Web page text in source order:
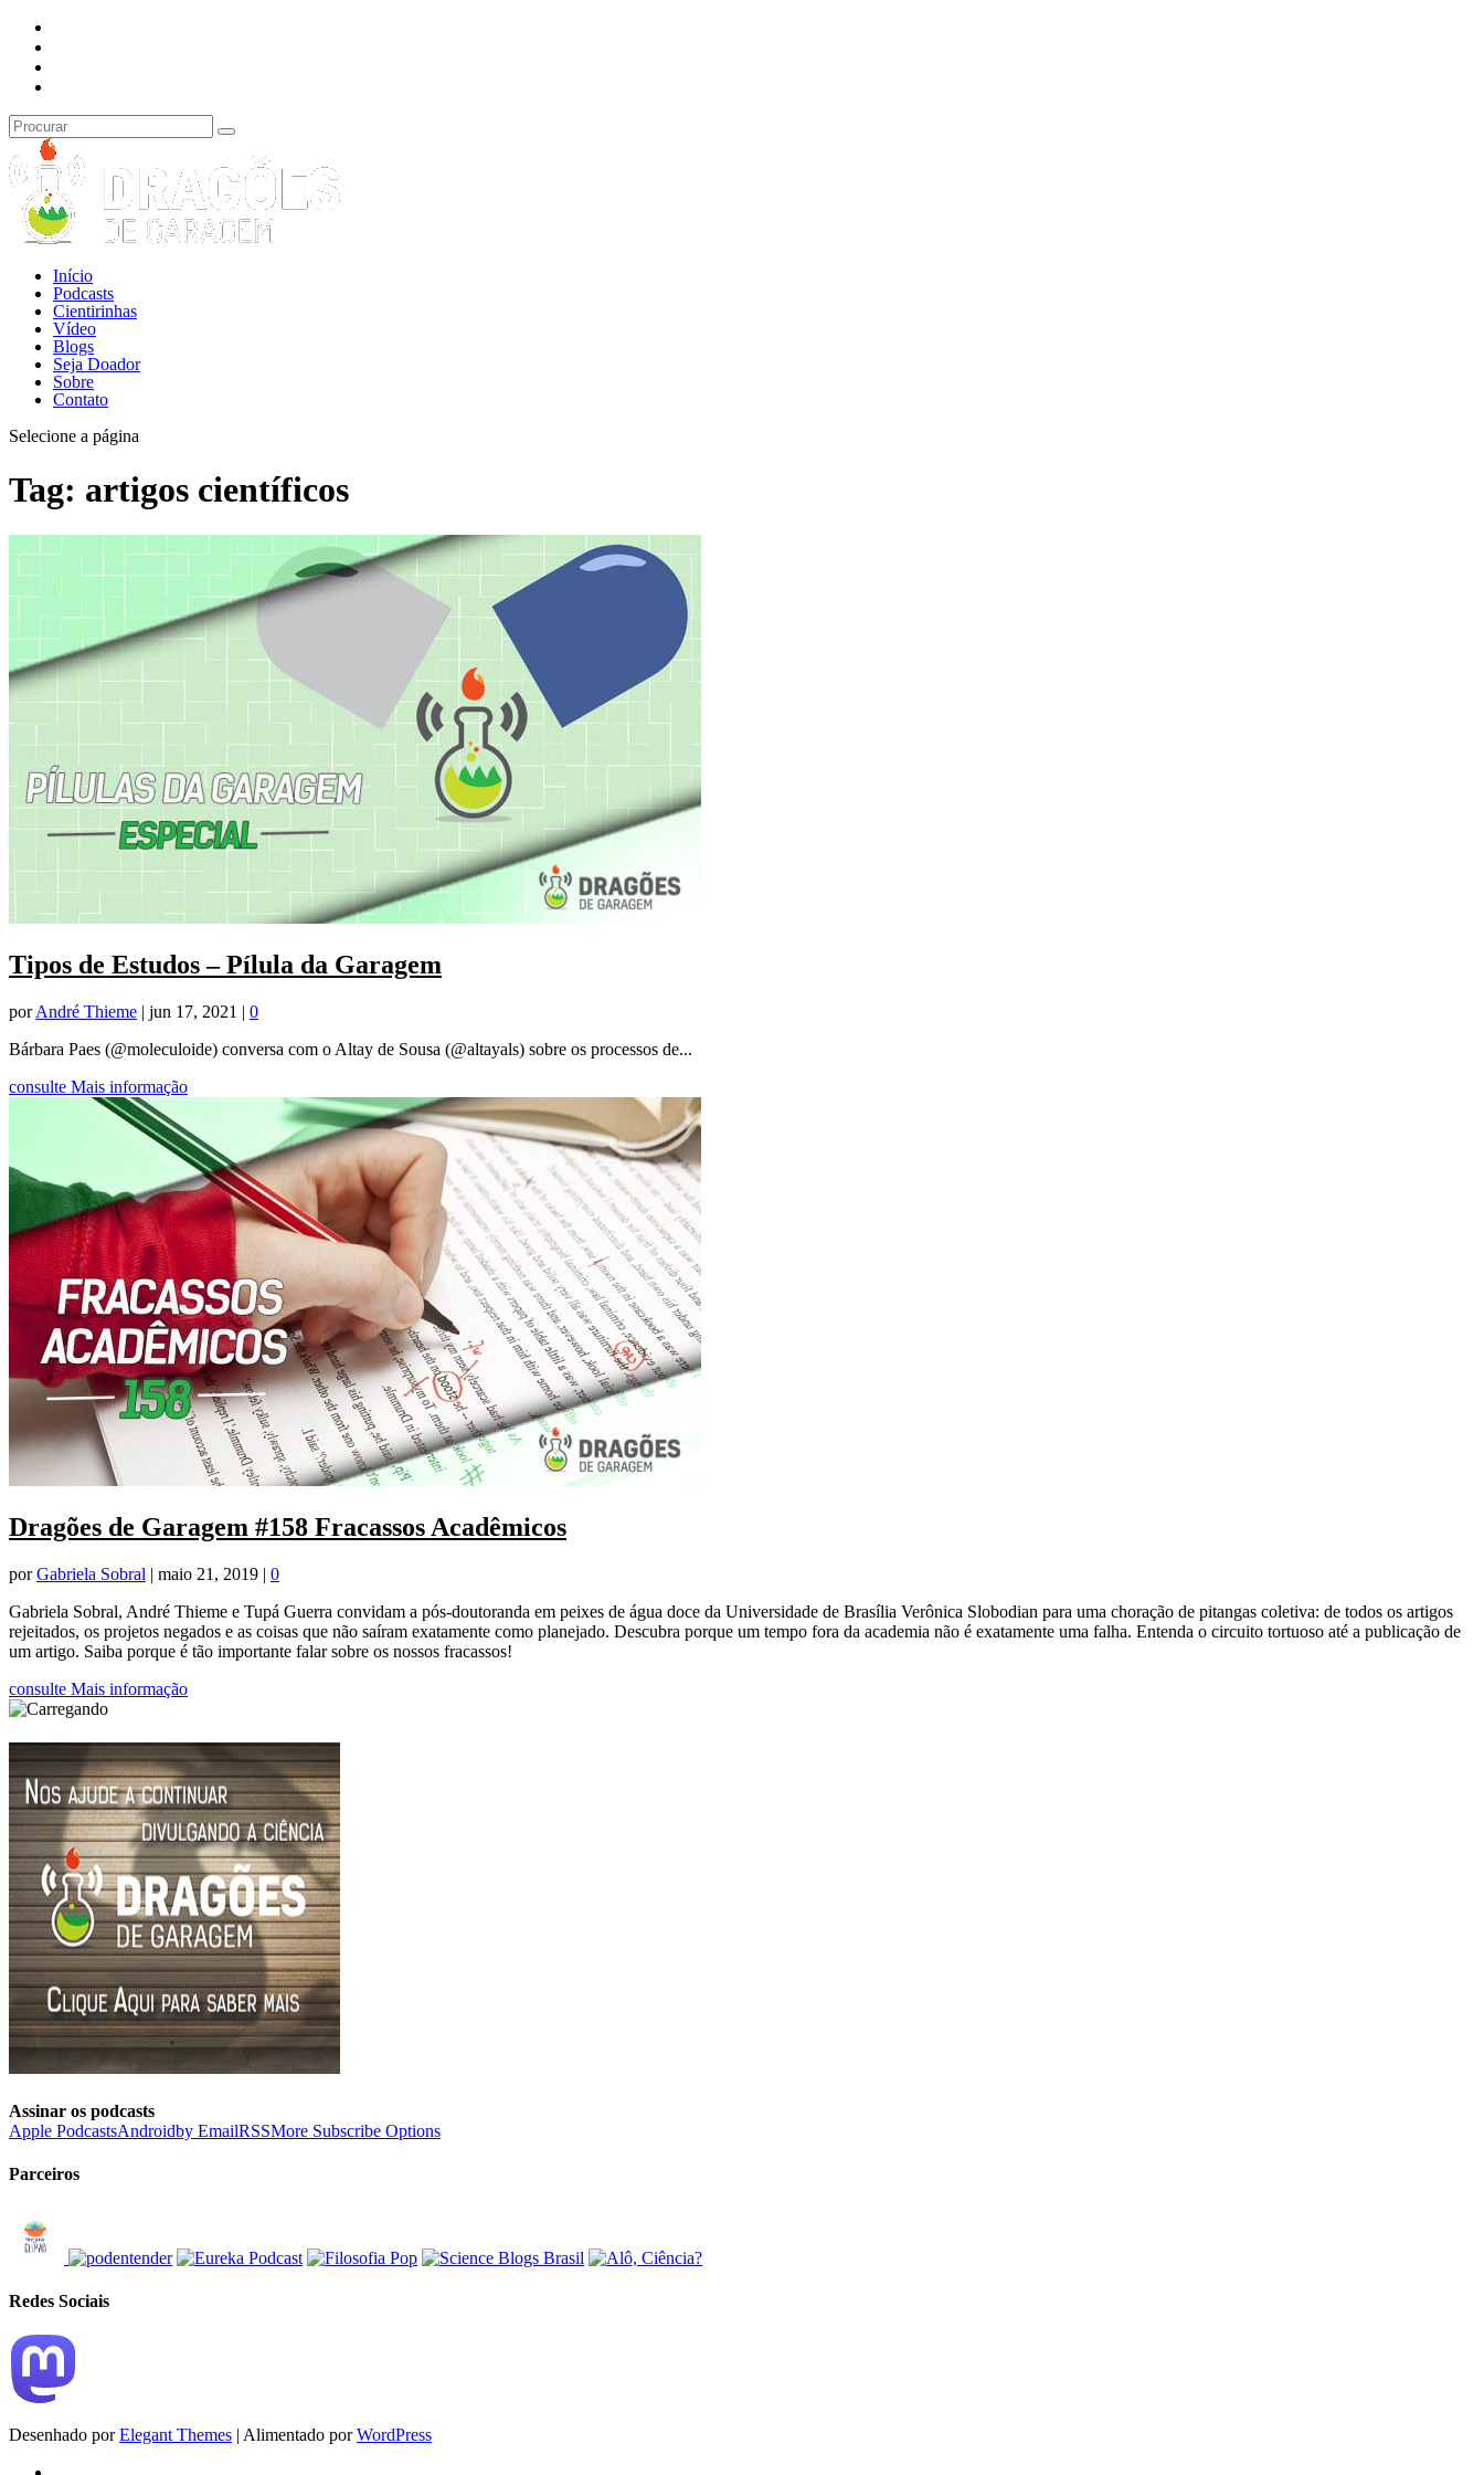
Início
Podcasts
Cientirinhas
Vídeo
Blogs
Seja Doador
Sobre
Contato
Selecione a página
Tag: artigos científicos
Tipos de Estudos – Pílula da Garagem
porAndré Thieme | jun 17, 2021 | 0
Bárbara Paes (@moleculoide) conversa com o Altay de Sousa (@altayals) sobre os processos de...
consulte Mais informação
Dragões de Garagem #158 Fracassos Acadêmicos
porGabriela Sobral | maio 21, 2019 | 0
Gabriela Sobral, André Thieme e Tupá Guerra convidam a pós-doutoranda em peixes de água doce da Universidade de Brasília Verônica Slobodian para uma choração de pitangas coletiva: de todos os artigos
rejeitados, os projetos negados e as coisas que não saíram exatamente como planejado. Descubra porque um tempo fora da academia não é exatamente uma falha. Entenda o circuito tortuoso até a publicação de
um artigo. Saiba porque é tão importante falar sobre os nossos fracassos!
consulte Mais informação
Assinar os podcasts
Apple PodcastsAndroidby EmailRSSMore Subscribe Options
Parceiros
Redes Sociais
Desenhado porElegant Themes | Alimentado porWordPress